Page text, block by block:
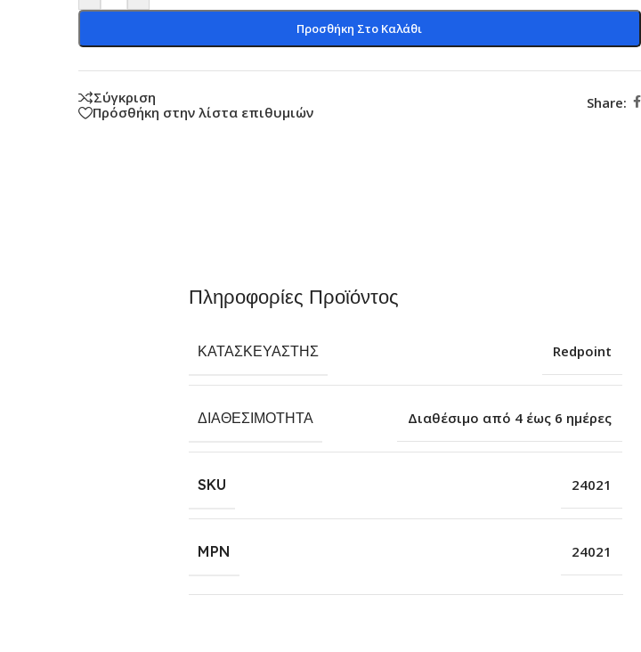
Προσθήκη Στο Καλάθι
Σύγκριση
Πρόσθήκη στην λίστα επιθυμιών
Share:
Πληροφορίες Προϊόντος
ΚΑΤΑΣΚΕΥΑΣΤΉΣ Redpoint
ΔΙΑΘΕΣΙΜΌΤΗΤΑ Διαθέσιμο από 4 έως 6 ημέρες
SKU 24021
MPN 24021